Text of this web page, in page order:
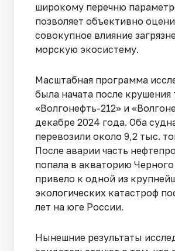
широкому перечню
позволяет объективно
совокупное влияние
морскую экосистему.
Масштабная программа
была начата после крушения
«Волгонефть-212» и
декабре 2024 года. Оба
перевозили около 9,2 тыс.
После аварии часть
попала в акваторию
привело к одной из
экологических катастроф
лет на юге России.
Нынешние результаты